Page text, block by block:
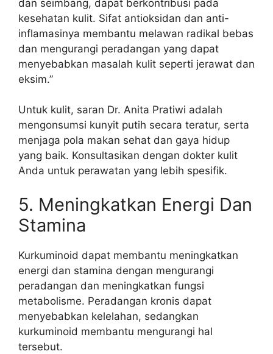
dan seimbang, dapat berkontribusi pada
kesehatan kulit. Sifat antioksidan dan anti-
inflamasinya membantu melawan radikal bebas
dan mengurangi peradangan yang dapat
menyebabkan masalah kulit seperti jerawat dan
eksim.”
Untuk kulit, saran Dr. Anita Pratiwi adalah
mengonsumsi kunyit putih secara teratur, serta
menjaga pola makan sehat dan gaya hidup
yang baik. Konsultasikan dengan dokter kulit
Anda untuk perawatan yang lebih spesifik.
5. Meningkatkan Energi Dan
Stamina
Kurkuminoid dapat membantu meningkatkan
energi dan stamina dengan mengurangi
peradangan dan meningkatkan fungsi
metabolisme. Peradangan kronis dapat
menyebabkan kelelahan, sedangkan
kurkuminoid membantu mengurangi hal
tersebut.